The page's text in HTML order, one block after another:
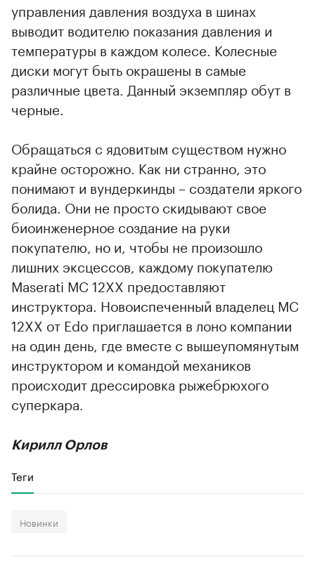
управления давления воздуха в шинах
выводит водителю показания давления и
температуры в каждом колесе. Колесные
диски могут быть окрашены в самые
различные цвета. Данный экземпляр обут в
черные.
Обращаться с ядовитым существом нужно
крайне осторожно. Как ни странно, это
понимают и вундеркинды – создатели яркого
болида. Они не просто скидывают свое
биоинженерное создание на руки
покупателю, но и, чтобы не произошло
лишних эксцессов, каждому покупателю
Maserati MC 12XX предоставляют
инструктора. Новоиспеченный владелец MC
12XX от Edo приглашается в лоно компании
на один день, где вместе с вышеупомянутым
инструктором и командой механиков
происходит дрессировка рыжебрюхого
суперкара.
Кирилл Орлов
Теги
Новинки